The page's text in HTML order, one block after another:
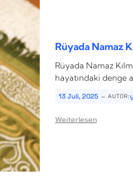
Rüyada Namaz
Rüyada Namaz
hayatındaki denge
13 Juli, 2025 - AUTOR:
Weiterlesen